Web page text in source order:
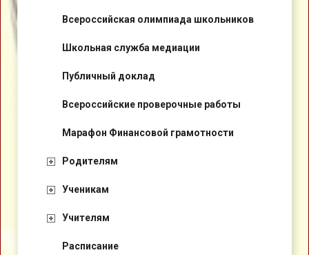
Всероссийская олимпиада школьников
Школьная служба медиации
Публичный доклад
Всероссийские проверочные работы
Марафон Финансовой грамотности
Родителям
Ученикам
Учителям
Расписание